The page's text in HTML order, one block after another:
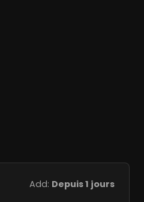
Add: Depuis 1 jours